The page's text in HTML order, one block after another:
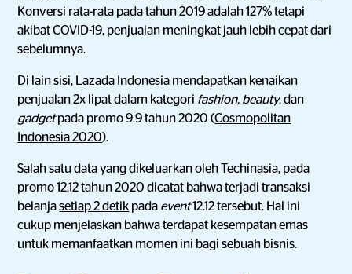
Konversi rata-rata pada tahun 2019 adalah 127% tetapi
akibat COVID-19, penjualan meningkat jauh lebih cepat dari
sebelumnya.
Di lain sisi, Lazada Indonesia mendapatkan kenaikan
penjualan 2x lipat dalam kategori fashion, beauty, dan
gadgetpada promo 9.9 tahun 2020 (Cosmopolitan
Indonesia 2020).
Salah satu data yang dikeluarkan oleh Techinasia, pada
promo 12.12 tahun 2020 dicatat bahwa terjadi transaksi
belanjasetiap 2 detik pada event12.12 tersebut. Hal ini
cukup menjelaskan bahwa terdapat kesempatan emas
untuk memanfaatkan momen ini bagi sebuah bisnis.